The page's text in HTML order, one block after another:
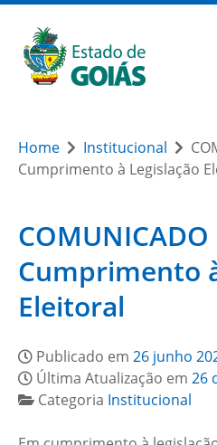
Home Institucional
Cumprimento à Legislação
COMUNICADO
Cumprimento
Eleitoral
Publicado em 26 junho
Última Atualização em 26
Categoria Institucional